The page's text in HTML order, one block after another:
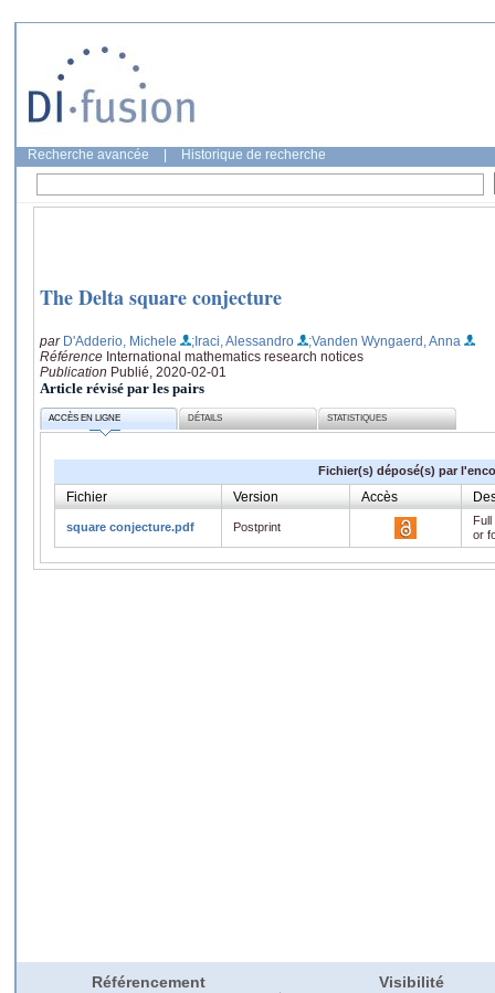
Recherche avancée Historique de recherche
The Delta square conjecture
par D'Adderio, Michele ;Iraci, Alessandro
;Vanden Wyngaerd, Anna
Référence International mathematics research notices
Publication Publié, 2020-02-01
Article révisé par les pairs
ACCÈS EN LIGNE DÉTAILS STATISTIQUES
Fichier(s) déposé(s) par
Fichier Version Accès
square conjecture.pdf Postprint
or
Référencement Visibilité